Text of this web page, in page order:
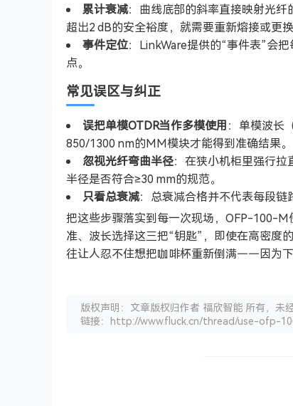
累计衰减：曲线底部的斜率直接映射光纤
超出2 dB的安全裕度，就需要重新熔接或更换
事件定位：LinkWare提供的“事件表”会
点。
常见误区与纠正
误把单模OTDR当作多模使用：单模波长
850/1300 nm的MM模块才能得到准确结果。
忽视光纤弯曲半径：在狭小机柜里强行
半径是否符合≥30 mm的规范。
只看总衰减：总衰减合格并不代表每段链
把这些步骤落实到每一次现场，OFP-100-
准、波长选择这三把“钥匙”，即使在高密度
往让人忍不住想把咖啡杯重新倒满——因为下
版权声明：文章版权归作者 福欣智能 所有，未
链接：http://www.fluck.cn/thread/use-ofp-